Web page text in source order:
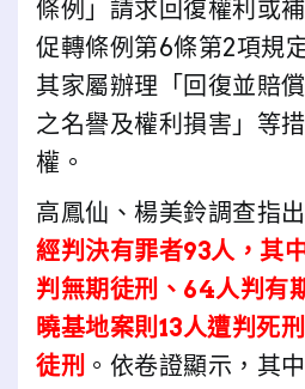
條例」請求回復權利或
促轉條例第6條第2項規
其家屬辦理「回復並賠
之名譽及權利損害」等
權。
高鳳仙、楊美鈴調查指出
經判決有罪者93人，其
判無期徒刑、64人判有
曉基地案則13人遭判死
徒刑 。依卷證顯示，其